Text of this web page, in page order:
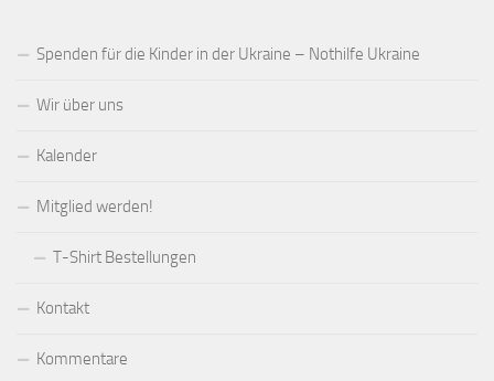
Spenden für die Kinder in der Ukraine – Nothilfe Ukraine
Wir über uns
Kalender
Mitglied werden!
T-Shirt Bestellungen
Kontakt
Kommentare